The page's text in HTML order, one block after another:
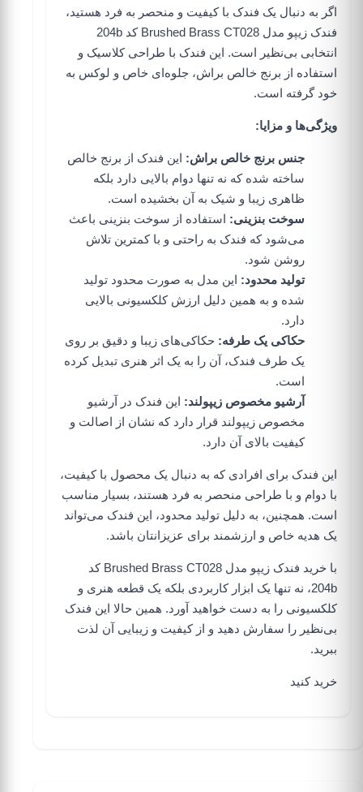
اگر به دنبال یک فندک با کیفیت و منحصر به فرد هستید،
فندک زیپو مدل Brushed Brass CT028 کد 204b
انتخابی بی‌نظیر است. این فندک با طراحی کلاسیک و
استفاده از برنج خالص براش، جلوه‌ای خاص و لوکس به
خود گرفته است.
ویژگی‌ها و مزایا:
جنس برنج خالص براش: این فندک از برنج خالص
ساخته شده که نه تنها دوام بالایی دارد بلکه
ظاهری زیبا و شیک به آن بخشیده است.
سوخت بنزینی: استفاده از سوخت بنزینی باعث
می‌شود که فندک به راحتی و با کمترین تلاش
روشن شود.
تولید محدود: این مدل به صورت محدود تولید
شده و به همین دلیل ارزش کلکسیونی بالایی
دارد.
حکاکی یک طرفه: حکاکی‌های زیبا و دقیق بر روی
یک طرف فندک، آن را به یک اثر هنری تبدیل کرده
است.
آرشیو مخصوص زیپولند: این فندک در آرشیو
مخصوص زیپولند قرار دارد که نشان از اصالت و
کیفیت بالای آن دارد.
این فندک برای افرادی که به دنبال یک محصول با کیفیت،
با دوام و با طراحی منحصر به فرد هستند، بسیار مناسب
است. همچنین، به دلیل تولید محدود، این فندک می‌تواند
یک هدیه خاص و ارزشمند برای عزیزانتان باشد.
با خرید فندک زیپو مدل Brushed Brass CT028 کد
204b، نه تنها یک ابزار کاربردی بلکه یک قطعه هنری و
کلکسیونی را به دست خواهید آورد. همین حالا این فندک
بی‌نظیر را سفارش دهید و از کیفیت و زیبایی آن لذت
ببرید.
خرید کنید